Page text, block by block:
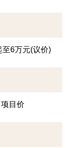
至6万元(议价)
项目价